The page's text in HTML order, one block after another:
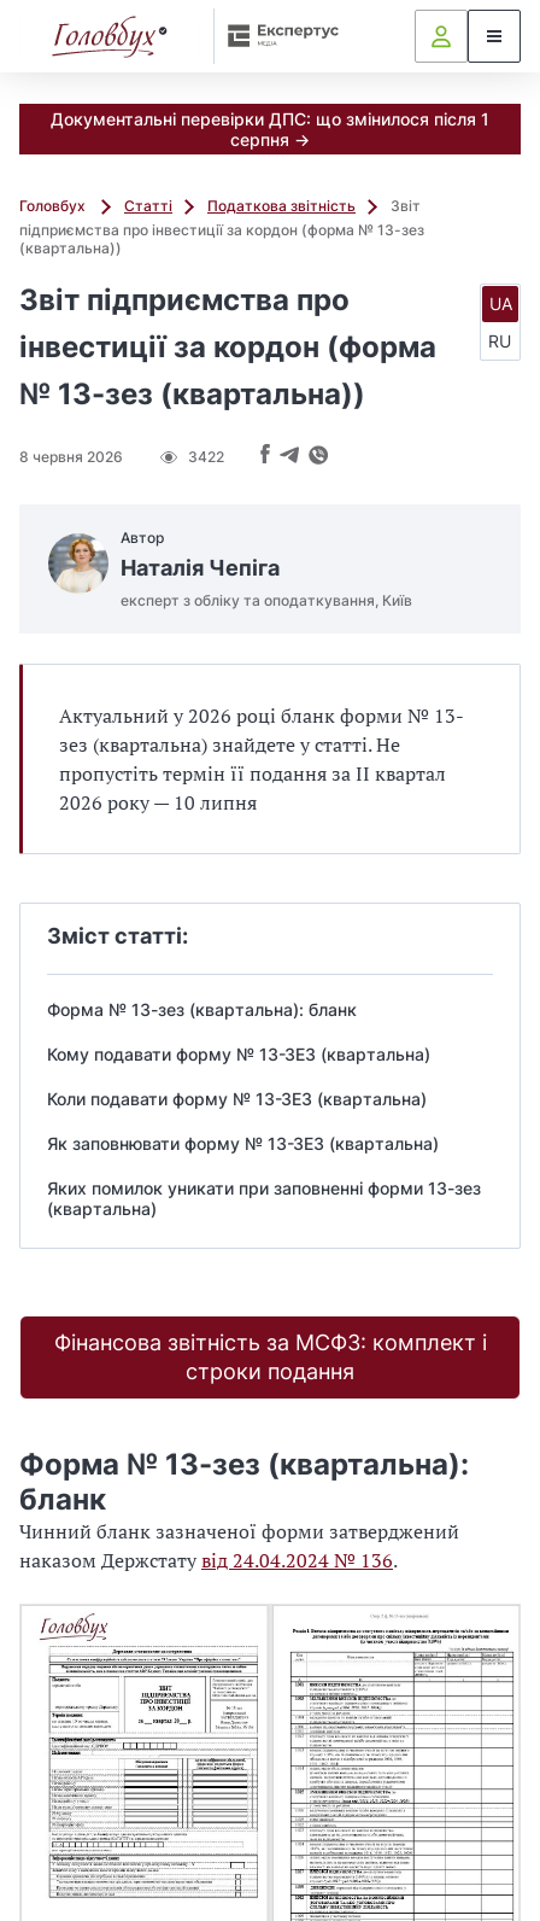
Документальні перевірки ДПС: що змінилося після 1
серпня →
Головбух Статті Податкова звітність
Звіт
підприємства про інвестиції за кордон (форма № 13-зез
(квартальна))
Звіт підприємства про
інвестиції за кордон (форма
№ 13-зез (квартальна))
8 червня 2026 3422
UA
RU
Автор
Наталія Чепіга
експерт з обліку та оподаткування, Київ
Актуальний у 2026 році бланк форми № 13-
зез (квартальна) знайдете у статті. Не
пропустіть термін її подання за II квартал
2026 року — 10 липня
Зміст статті:
Форма № 13-зез (квартальна): бланк
Кому подавати форму № 13-ЗЕЗ (квартальна)
Коли подавати форму № 13-ЗЕЗ (квартальна)
Як заповнювати форму № 13-ЗЕЗ (квартальна)
Яких помилок уникати при заповненні форми 13-зез
(квартальна)
Фінансова звітність за МСФЗ: комплект і
строки подання
Форма № 13-зез (квартальна):
бланк
Чинний бланк зазначеної форми затверджений
наказом Держстатувід 24.04.2024 № 136.